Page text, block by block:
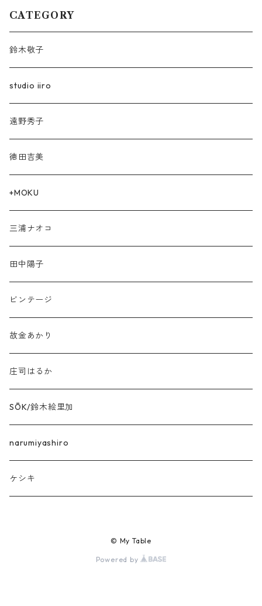
CATEGORY
鈴木敬子
studio iiro
遠野秀子
徳田吉美
+MOKU
三浦ナオコ
田中陽子
ビンテージ
故金あかり
庄司はるか
SŌK/鈴木絵里加
narumiyashiro
ケシキ
© My Table
Powered by